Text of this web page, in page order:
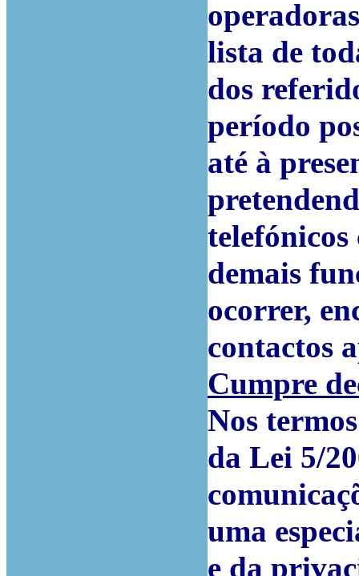
lista de
dos
período
até à
telefónicos
demais
ocorrer,
contactos
Cumpre
Nos
da Lei 5/
uma
e da